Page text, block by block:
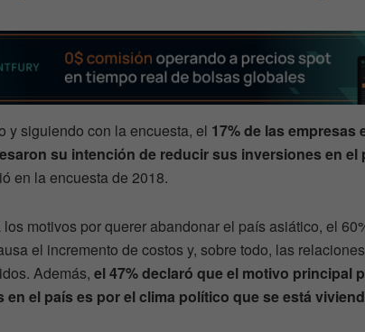
y siguiendo con la encuesta, el 17% de las
su intención de reducir sus inversiones en el
en la encuesta de 2018.
los motivos por querer abandonar el país asiático, el
el incremento de costos y, sobre todo, las
Además, el 47% declaró que el motivo principal
en el país es por el clima político que se está